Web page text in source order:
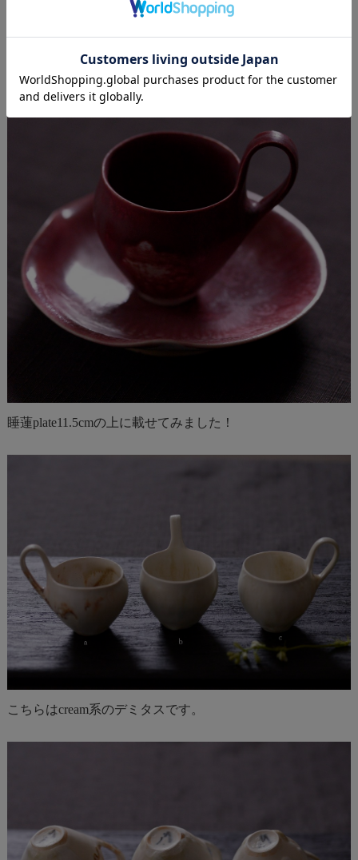
睡蓮plate11.5cmの上に載せてみました！
こちらはcream系のデミタスです。